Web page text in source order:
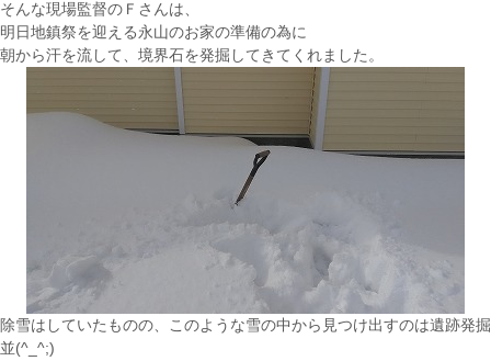
そんな現場監督のＦさんは、
明日地鎮祭を迎える永山のお家の準備の為に
朝から汗を流して、境界石を発掘してきてくれました。
除雪はしていたものの、このような雪の中から見つけ出すのは遺跡発掘
並(^_^;)